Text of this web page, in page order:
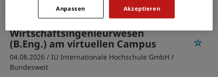
Duales Studium
Wirtschaftsingenieurwesen
(B.Eng.) am virtuellen Campus
04.08.2026 / IU Internationale Hochschule GmbH /
Bundesweit
Akzeptieren
Anpassen